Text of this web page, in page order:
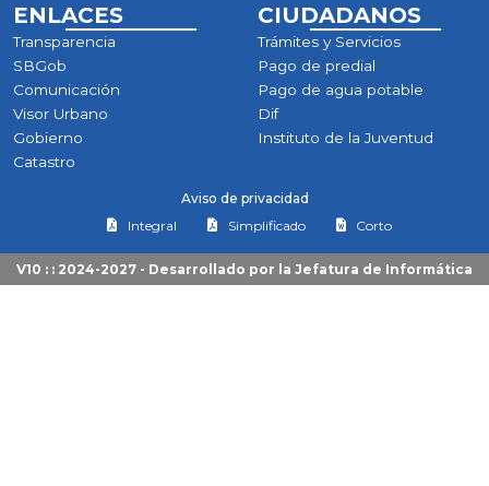
ENLACES
Transparencia
SBGob
Comunicación
Visor Urbano
Gobierno
Catastro
CIUDADANOS
Trámites y Servicios
Pago de predial
Pago de agua potable
Dif
Instituto de la Juventud
Aviso de privacidad
Integral
Simplificado Corto
V10 : : 2024-2027 - Desarrollado por la Jefatura de Informática